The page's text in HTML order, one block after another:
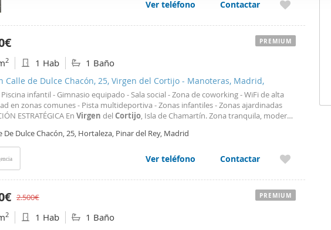
se usan para personalizar el contenido y los anuncios, ofrecer funciones
el tráfico. Además, compartimos información sobre el uso que haga del
de redes sociales, publicidad y análisis web, quienes pueden
que les haya proporcionado o que hayan recopilado a partir del uso
inteligente maximiza cada rincón, proporcionando confort y funcionalidad. El
construido en 2006 y en buen estado de conservación, cuenta con todas las
modernas que necesitas para trabajar y descansar. **Confort y Accesibilidad
La vivienda dispone de aire acondicionado y calefacción por bomba de
eléctrica para tu comodidad durante todo el año. Además, es completamente apta
con movilidad reducida, garantizando accesibilidad total. Incluye plaza de
facilitando tu día a día. **Condiciones de Alquiler** Renta mensual:
Fianza: *1 mes y 1 mes de garantia adicional Clase energética: E ¡No esperes más!
con nosotros para visitar este magnífico espacio que combina modernidad,
y vistas privilegiadas.
Ver teléfono Contactar
2 1 Hab 1 Baño
Calle de Dulce Chacón, 25, Virgen del Cortijo - Manoteras, Madrid,
infantil - Gimnasio equipado - Sala social - Zona de coworking - WiFi de alta
en zonas comunes - Pista multideportiva - Zonas infantiles - Zonas ajardinadas
ESTRATÉGICA En Virgen del Cortijo, Isla de Chamartín. Zona tranquila, moderna
y a 10 minutos del centro de Madrid
De Dulce Chacón, 25, Hortaleza, Pinar del Rey, Madrid
Ver teléfono Contactar
PREMIUM
2.500€
2 1 Hab 1 Baño
PREMIUM